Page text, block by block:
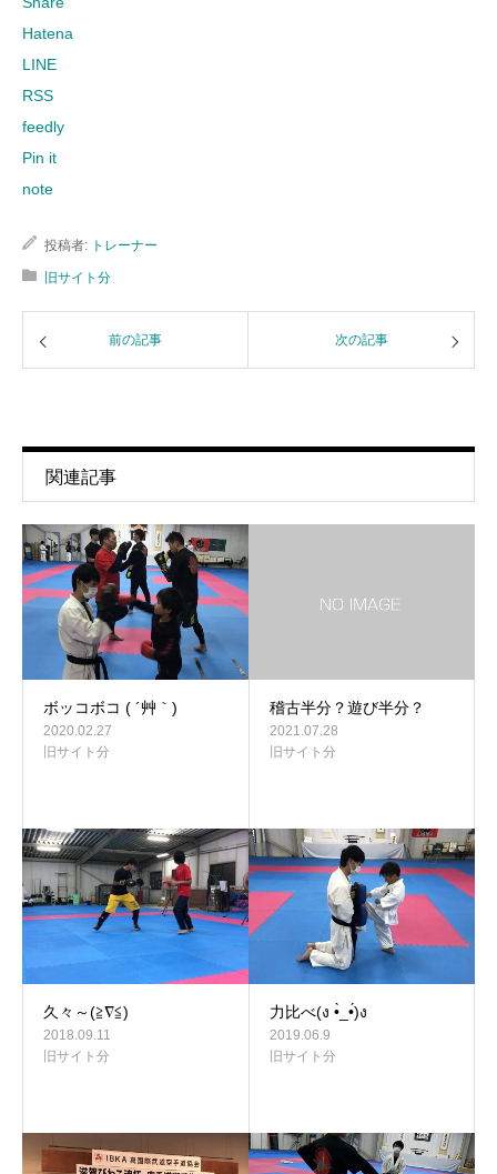
Hatena
LINE
RSS
feedly
Pin it
note
投稿者: トレーナー
旧サイト分
前の記事 次の記事
関連記事
ボッコボコ ( ´艸｀)
2020.02.27
旧サイト分
稽古半分？遊び半分？
2021.07.28
旧サイト分
久々～(≧∇≦)
2018.09.11
旧サイト分
力比べ(ง •̀_•́)ง
2019.06.9
旧サイト分